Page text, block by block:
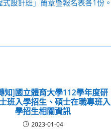
設計班」簡章暨報名表各1份。
知]國立體育大學112學年度研
班入學招生、碩士在職專班入
學招生相關資訊
2023-01-04